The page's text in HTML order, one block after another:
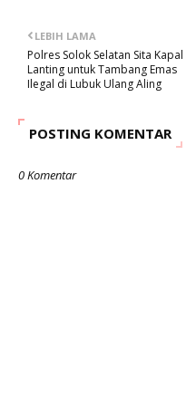
LEBIH LAMA
Polres Solok Selatan Sita Kapal
Lanting untuk Tambang Emas
Ilegal di Lubuk Ulang Aling
POSTING KOMENTAR
0 Komentar